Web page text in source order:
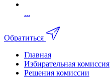
...
Обратиться
Главная
Избирательная комиссия
Решения комиссии